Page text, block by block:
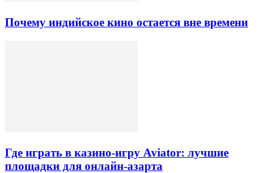
Почему индийское кино остается вне времени
Где играть в казино-игру Aviator: лучшие
площадки для онлайн-азарта